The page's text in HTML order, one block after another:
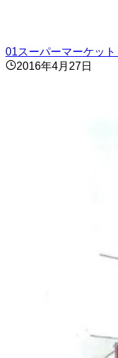
01スーパーマーケット
2016年4月27日